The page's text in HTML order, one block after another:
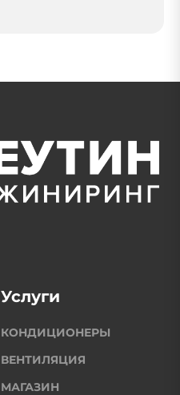
Услуги
КОНДИЦИОНЕРЫ
ВЕНТИЛЯЦИЯ
МАГАЗИН